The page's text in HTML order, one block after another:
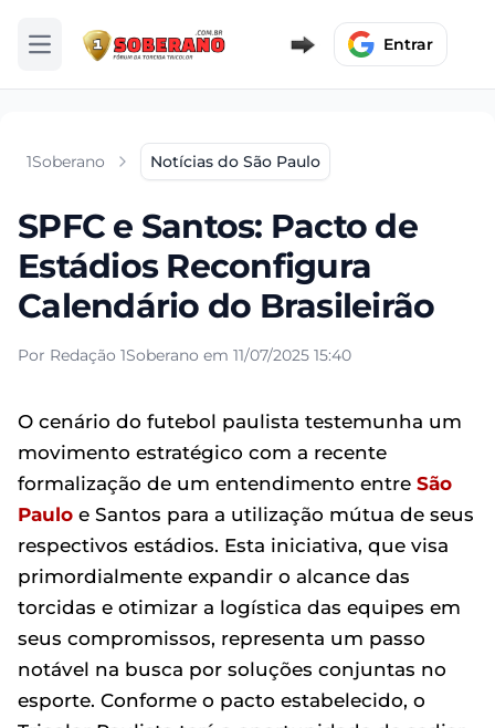
Abrir menu Entrar
1Soberano Notícias do São Paulo
SPFC e Santos: Pacto de
Estádios Reconfigura
Calendário do Brasileirão
Por Redação 1Soberano em 11/07/2025 15:40
O cenário do futebol paulista testemunha um
movimento estratégico com a recente
formalização de um entendimento entre São
Paulo e Santos para a utilização mútua de seus
respectivos estádios. Esta iniciativa, que visa
primordialmente expandir o alcance das
torcidas e otimizar a logística das equipes em
seus compromissos, representa um passo
notável na busca por soluções conjuntas no
esporte. Conforme o pacto estabelecido, o